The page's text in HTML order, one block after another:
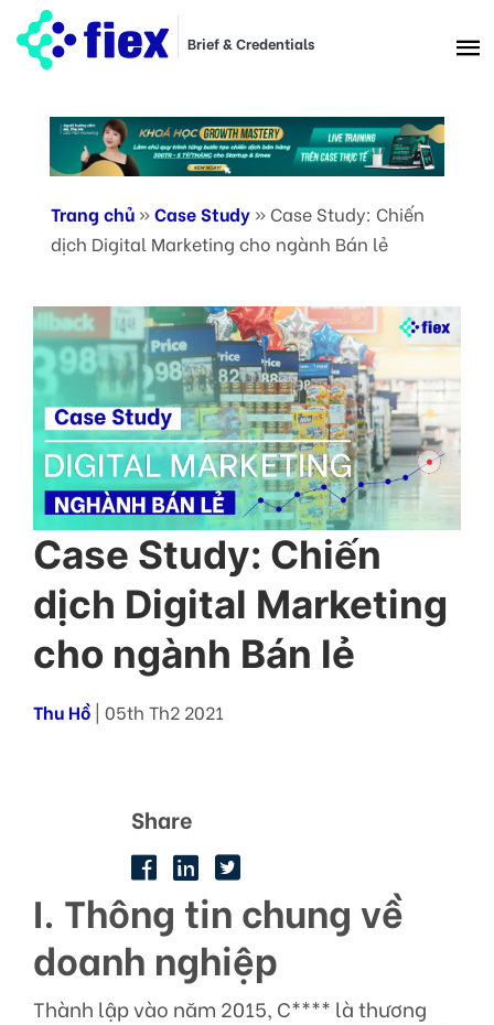
Brief & Credentials
Trang chủ »Case Study » Case Study: Chiến
dịch Digital Marketing cho ngành Bán lẻ
Case Study: Chiến
dịch Digital Marketing
cho ngành Bán lẻ
Thu Hồ | 05th Th2 2021
Share
I. Thông tin chung về
doanh nghiệp
Thành lập vào năm 2015, C**** là thương